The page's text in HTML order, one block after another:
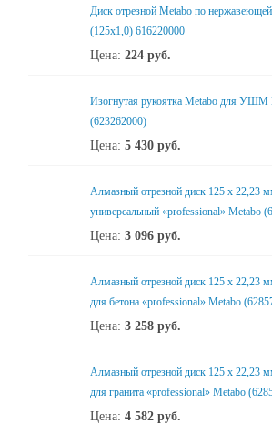
Диск отрезной Metabo по нержавеющей
(125x1,0) 616220000
Цена: 224 руб.
Изогнутая рукоятка Metabo для УШМ
(623262000)
Цена: 5 430 руб.
Алмазный отрезной диск 125 x 22,23
универсальный «professional» Metabo
Цена: 3 096 руб.
Алмазный отрезной диск 125 x 22,23
для бетона «professional» Metabo
Цена: 3 258 руб.
Алмазный отрезной диск 125 x 22,23
для гранита «professional» Metabo
Цена: 4 582 руб.